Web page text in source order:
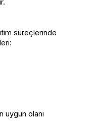
süreçlerinde
uygun olanı